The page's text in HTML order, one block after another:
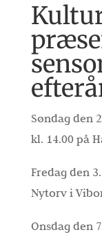
Søndag den
kl. 14.00 på
Fredag den
Nytorv i
Onsdag den